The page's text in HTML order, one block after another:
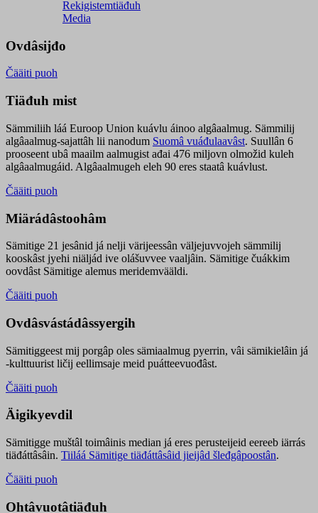
Rekigistemtiäđuh
Media
Ovdâsijđo
Čääiti puoh
Tiäđuh mist
Sämmiliih láá Euroop Union kuávlu áinoo algâaalmug. Sämmilij
algâaalmug-sajattâh lii nanodum Suomâ vuáđulaavâst. Suullân 6
prooseent ubâ maailm aalmugist ađai 476 miljovn olmožid kuleh
algâaalmugáid. Algâaalmugeh eleh 90 eres staatâ kuávlust.
Čääiti puoh
Miärádâstoohâm
Sämitige 21 jesânid já nelji värijeessân väljejuvvojeh sämmilij
kooskâst jyehi niäljád ive olášuvvee vaaljâin. Sämitige čuákkim
oovdâst Sämitige alemus meridemvääldi.
Čääiti puoh
Ovdâsvástádâssyergih
Sämitiggeest mij porgâp oles sämiaalmug pyerrin, vâi sämikielâin já
-kulttuurist ličij eellimsaje meid puátteevuođâst.
Čääiti puoh
Äigikyevdil
Sämitigge muštâl toimâinis median já eres perusteijeid eereeb iärrás
tiäđáttâsâin. Tiiláá Sämitige tiäđáttâsâid jieijâd šleđgâpoostân.
Čääiti puoh
Ohtâvuotâtiäđuh